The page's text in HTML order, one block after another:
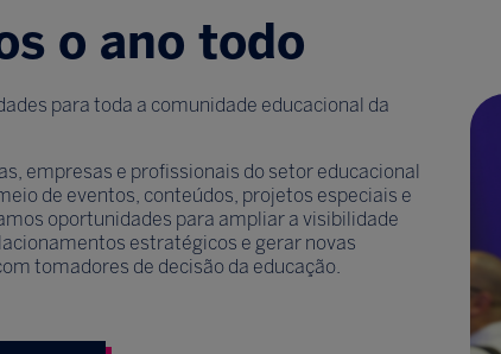
o ano todo
para toda a comunidade educacional da
empresas e profissionais do setor educacional
de eventos, conteúdos, projetos especiais e
oportunidades para ampliar a visibilidade
estratégicos e gerar novas
tomadores de decisão da educação.